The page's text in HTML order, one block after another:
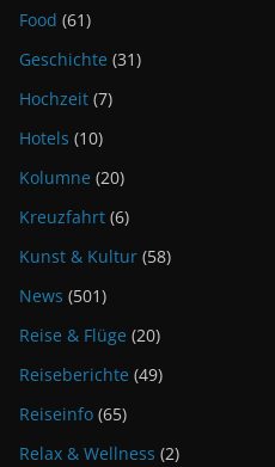
Food (61)
Geschichte (31)
Hochzeit (7)
Hotels (10)
Kolumne (20)
Kreuzfahrt (6)
Kunst & Kultur (58)
News (501)
Reise & Flüge (20)
Reiseberichte (49)
Reiseinfo (65)
Relax & Wellness (2)